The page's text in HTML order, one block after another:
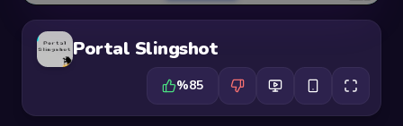
Portal Slingshot
%85